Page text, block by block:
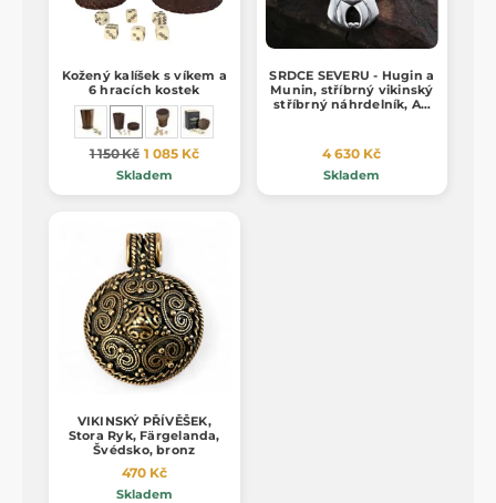
Kožený kalíšek s víkem a
6 hracích kostek
1 150 Kč 1 085 Kč
Skladem
SRDCE SEVERU - Hugin a
Munin, stříbrný vikinský
stříbrný náhrdelník, Ag
4 630 Kč
Skladem
VIKINSKÝ PŘÍVĚŠEK,
Stora Ryk, Färgelanda,
Švédsko, bronz
470 Kč
Skladem